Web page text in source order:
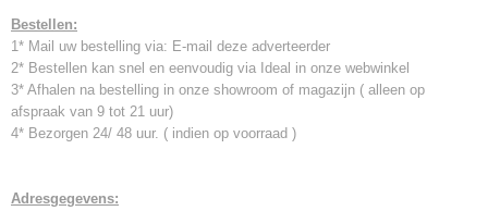
Bestellen:
1* Mail uw bestelling via: E-mail deze adverteerder
2* Bestellen kan snel en eenvoudig via Ideal in onze webwinkel
3* Afhalen na bestelling in onze showroom of magazijn ( alleen op
afspraak van 9 tot 21 uur)
4* Bezorgen 24/ 48 uur. ( indien op voorraad )
Adresgegevens: